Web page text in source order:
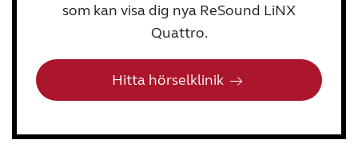
som kan visa dig nya ReSound LiNX
Quattro.
Hitta hörselklinik